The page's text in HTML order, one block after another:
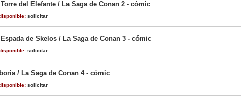
Torre del Elefante / La Saga de Conan 2 - cómic
solicitar
Espada de Skelos / La Saga de Conan 3 - cómic
solicitar
/ La Saga de Conan 4 - cómic
solicitar